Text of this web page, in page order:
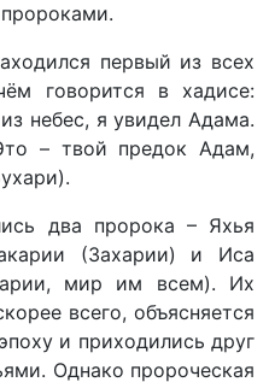
первый из всех
говорится в хадисе:
небес, я увидел Адама.
– твой предок Адам,
два пророка – Яхья
(Захарии) и Иса
мир им всем). Их
всего, объясняется
и приходились друг
Однако пророческая